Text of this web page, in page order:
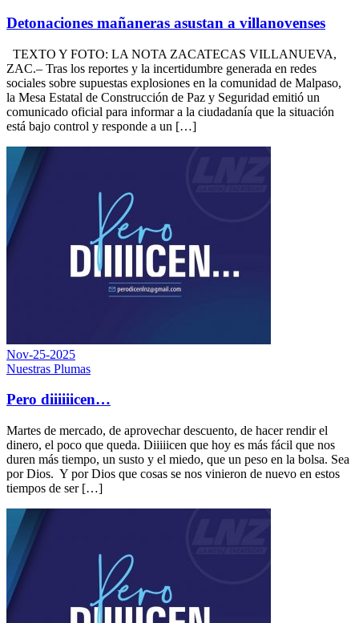
Detonaciones mañaneras asustan a villanovenses
TEXTO Y FOTO: LA NOTA ZACATECAS VILLANUEVA,
ZAC.– Tras los reportes y la incertidumbre generada en redes
sociales sobre supuestas explosiones en la comunidad de Malpaso,
la Mesa Estatal de Construcción de Paz y Seguridad emitió un
comunicado oficial para informar a la ciudadanía que la situación
está bajo control y responde a un […]
Nov-25-2025
Nuestras Plumas
Pero diiiiiicen…
Martes de mercado, de aprovechar descuento, de hacer rendir el
dinero, el poco que queda. Diiiiicen que hoy es más fácil que nos
duren más tiempo, un susto y el miedo, que un peso en la bolsa. Sea
por Dios. Y por Dios que cosas se nos vinieron de nuevo en estos
tiempos de ser […]